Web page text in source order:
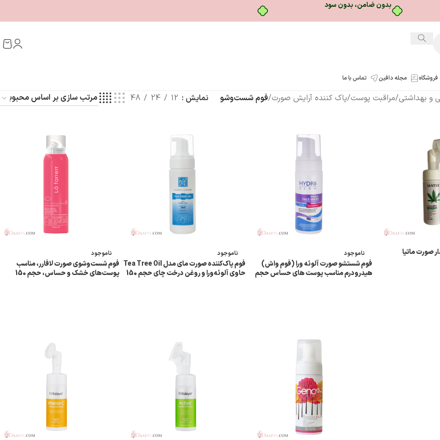
بدون ضامن، بدون سود
فروشگاه مجله دافین تماس با ما
و بهداشتی/مراقبت پوست/پاک کننده آرایش صورت/فوم شست‌وشو نمایش 12
24
48
صورت ماتیا ناموجود
فوم شستشو صورت آلوئه ورا (فوم واش)
هیدرودرم مناسب پوست های حساس حجم
ناموجود
فوم پاک‌کننده صورت مای مدل Tea Tree Oil
حاوی آلوئه‌ورا و روغن درخت چای حجم 150
ناموجود
فوم شست‌وشوی صورت لافارر، مناسب
پوست‌های خشک و حساس، حجم 150